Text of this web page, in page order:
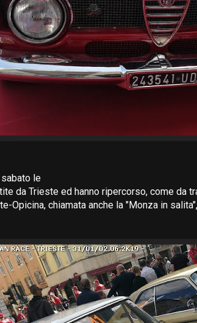
le
da Trieste ed hanno ripercorso, come da
Opicina, chiamata anche la "Monza in